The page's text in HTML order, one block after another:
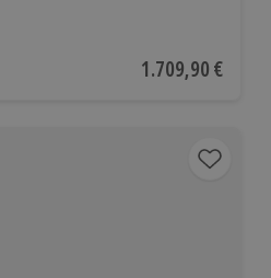
Aktueller Preis
1.709,90 €